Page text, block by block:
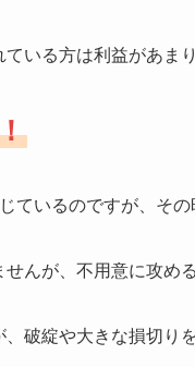
いる方は利益があま
ているのですが、そ
んが、不用意に攻め
破綻や大きな損切り